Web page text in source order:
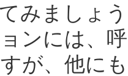
みましょ
ンには、
が、他に